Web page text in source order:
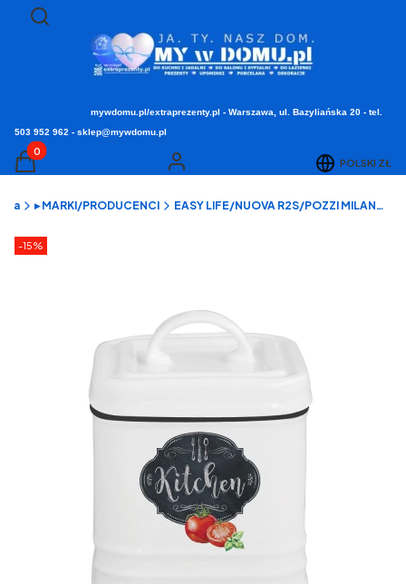
Otwórz wyszukiwarkę
Szukaj
mywdomu.pl/extraprezenty.pl - Warszawa, ul. Bazyliańska 20 - tel.
503 952 962 - sklep@mywdomu.pl
Produkty w koszyku: 0. Zobacz szczegóły
Koszyk Zaloguj się POLSKI ZŁ
▸ MARKI/PRODUCENCI EASY LIFE/NUOVA R2S/POZZI MILANO - porcelana stołowa i kuchnia
Etykiety produktu
-15%